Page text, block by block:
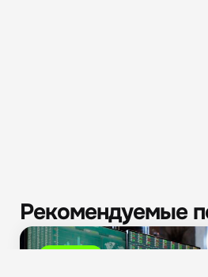
Рекомендуемые